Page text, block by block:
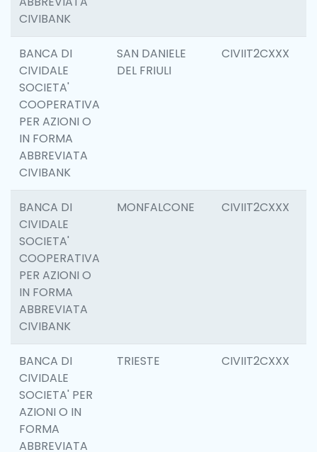
CIVIBANK
BANCA DI
CIVIDALE
SOCIETA'
COOPERATIVA
PER AZIONI O
IN FORMA
ABBREVIATA
CIVIBANK
SAN DANIELE
DEL FRIULI
CIVIIT2CXXX
BANCA DI
CIVIDALE
SOCIETA'
COOPERATIVA
PER AZIONI O
IN FORMA
ABBREVIATA
CIVIBANK
MONFALCONE CIVIIT2CXXX
BANCA DI
CIVIDALE
SOCIETA' PER
AZIONI O IN
FORMA
ABBREVIATA
TRIESTE CIVIIT2CXXX